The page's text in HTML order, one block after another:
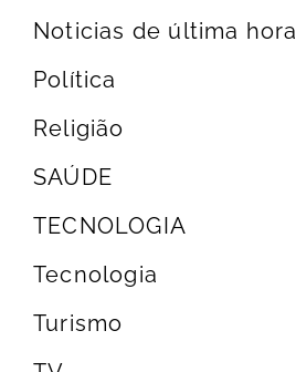
Noticias de última hora
Política
Religião
SAÚDE
TECNOLOGIA
Tecnologia
Turismo